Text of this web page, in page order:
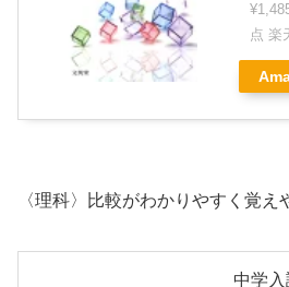
点 楽
〈理科〉比較がわかりやすく覚え
中学